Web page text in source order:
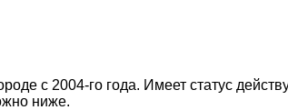
с 2004-го года. Имеет статус
ниже.